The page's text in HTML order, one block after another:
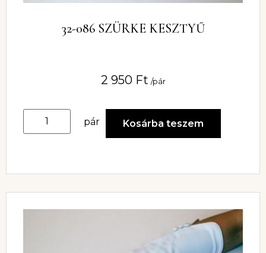
32-086 SZÜRKE KESZTYŰ
2 950 Ft /pár
pár Kosárba teszem